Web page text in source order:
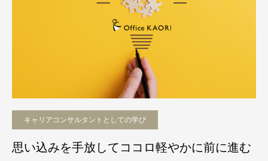
キャリアコンサルタントとしての学び
思い込みを手放してココロ軽やかに前に進む